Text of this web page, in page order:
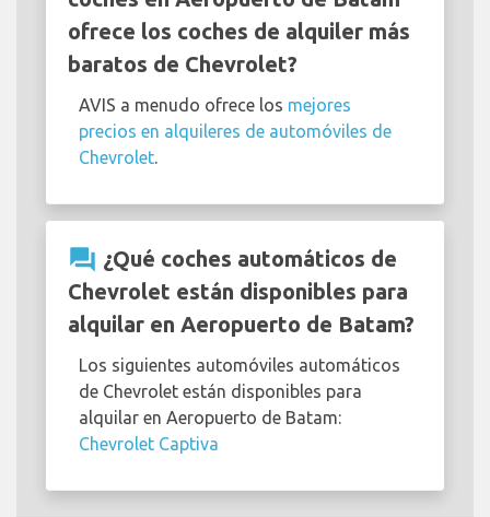
ofrece los coches de alquiler más
baratos de Chevrolet?
AVIS a menudo ofrece los mejores
precios en alquileres de automóviles de
Chevrolet
question_answer ¿Qué coches automáticos de
Chevrolet están disponibles para
alquilar en Aeropuerto de Batam?
Los siguientes automóviles automáticos
de Chevrolet están disponibles para
alquilar en Aeropuerto de Batam:
Chevrolet Captiva